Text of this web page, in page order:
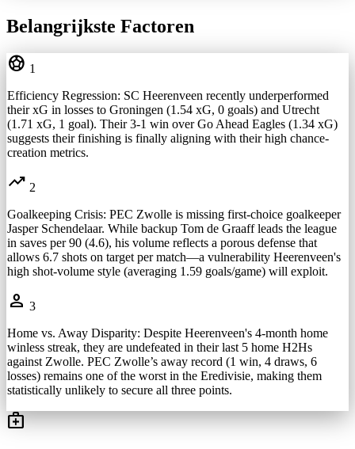
Belangrijkste Factoren
sports_soccer 1
Efficiency Regression: SC Heerenveen recently underperformed
their xG in losses to Groningen (1.54 xG, 0 goals) and Utrecht
(1.71 xG, 1 goal). Their 3-1 win over Go Ahead Eagles (1.34 xG)
suggests their finishing is finally aligning with their high chance-
creation metrics.
trending_up 2
Goalkeeping Crisis: PEC Zwolle is missing first-choice goalkeeper
Jasper Schendelaar. While backup Tom de Graaff leads the league
in saves per 90 (4.6), his volume reflects a porous defense that
allows 6.7 shots on target per match—a vulnerability Heerenveen's
high shot-volume style (averaging 1.59 goals/game) will exploit.
person 3
Home vs. Away Disparity: Despite Heerenveen's 4-month home
winless streak, they are undefeated in their last 5 home H2Hs
against Zwolle. PEC Zwolle’s away record (1 win, 4 draws, 6
losses) remains one of the worst in the Eredivisie, making them
statistically unlikely to secure all three points.
medical_services